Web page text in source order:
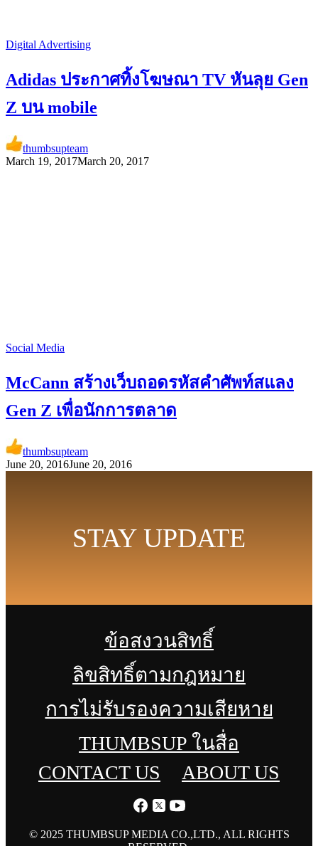
Digital Advertising
Adidas ประกาศทิ้งโฆษณา TV หันลุย Gen
Z บน mobile
thumbsupteam
March 19, 2017March 20, 2017
Social Media
McCann สร้างเว็บถอดรหัสคำศัพท์สแลง
Gen Z เพื่อนักการตลาด
thumbsupteam
June 20, 2016June 20, 2016
STAY UPDATE
ข้อสงวนสิทธิ์
ลิขสิทธิ์ตามกฎหมาย
การไม่รับรองความเสียหาย
THUMBSUP ในสื่อ
CONTACT US
ABOUT US
© 2025 THUMBSUP MEDIA CO.,LTD., ALL RIGHTS